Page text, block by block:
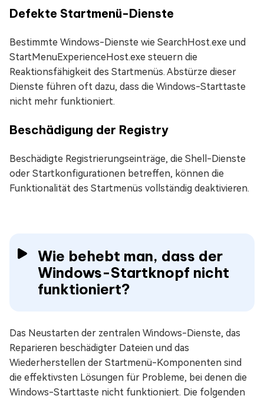
Defekte Startmenü-Dienste
Bestimmte Windows-Dienste wie SearchHost.exe und
StartMenuExperienceHost.exe steuern die
Reaktionsfähigkeit des Startmenüs. Abstürze dieser
Dienste führen oft dazu, dass die Windows-Starttaste
nicht mehr funktioniert.
Beschädigung der Registry
Beschädigte Registrierungseinträge, die Shell-Dienste
oder Startkonfigurationen betreffen, können die
Funktionalität des Startmenüs vollständig deaktivieren.
Wie behebt man, dass der
Windows-Startknopf nicht
funktioniert?
Das Neustarten der zentralen Windows-Dienste, das
Reparieren beschädigter Dateien und das
Wiederherstellen der Startmenü-Komponenten sind
die effektivsten Lösungen für Probleme, bei denen die
Windows-Starttaste nicht funktioniert. Die folgenden